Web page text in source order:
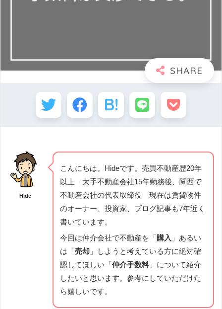
Hide
こんにちは。Hideです。売買不動産歴20年
以上 大手不動産会社15年勤務後、関西で
不動産会社の代表取締役 現在は賃貸物件
のオーナー、投資家、ブログ記事も7年近く
書いています。
今回は仲介会社で不動産を「購入 」あるい
は「売却 」しようと考えている方に絶対確
認してほしい「仲介手数料 」について紹介
したいと思います。参考にしていただけた
ら嬉しいです。